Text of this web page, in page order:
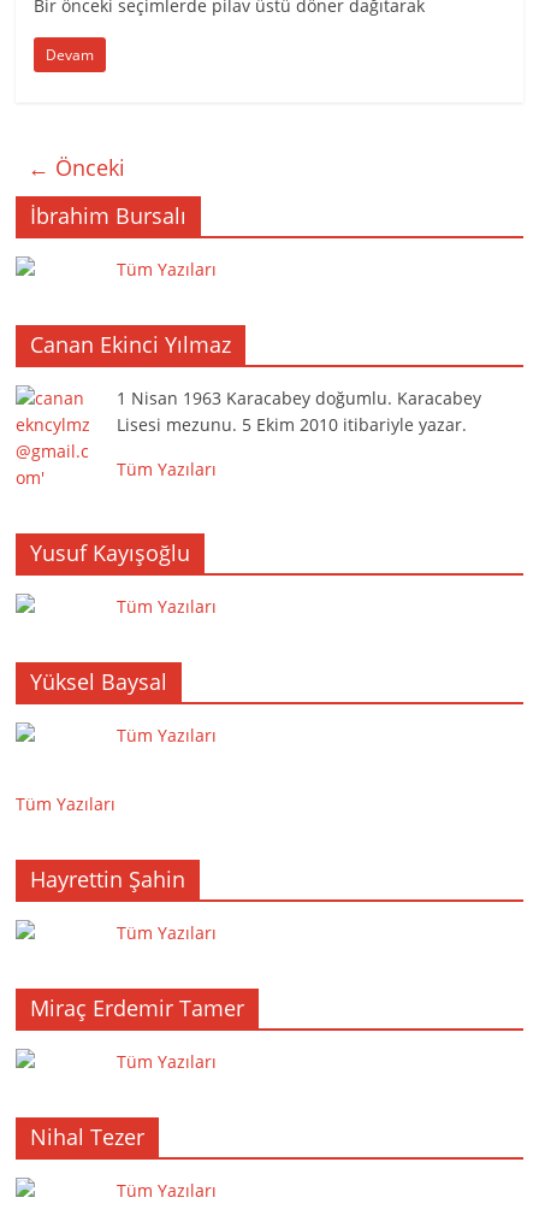
Bir önceki seçimlerde pilav üstü döner dağıtarak
Devam
← Önceki
İbrahim Bursalı
Tüm Yazıları
Canan Ekinci Yılmaz
1 Nisan 1963 Karacabey doğumlu. Karacabey
Lisesi mezunu. 5 Ekim 2010 itibariyle yazar.
Tüm Yazıları
Yusuf Kayışoğlu
Tüm Yazıları
Yüksel Baysal
Tüm Yazıları
Tüm Yazıları
Hayrettin Şahin
Tüm Yazıları
Miraç Erdemir Tamer
Tüm Yazıları
Nihal Tezer
Tüm Yazıları